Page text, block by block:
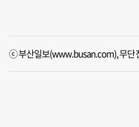
ⓒ 부산일보(www.busan.com), 무단